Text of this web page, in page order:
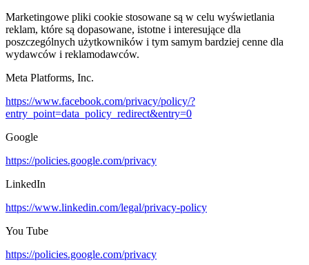
Marketingowe pliki cookie stosowane są w celu wyświetlania
reklam, które są dopasowane, istotne i interesujące dla
poszczególnych użytkowników i tym samym bardziej cenne dla
wydawców i reklamodawców.
Meta Platforms, Inc.
https://www.facebook.com/privacy/policy/?
entry_point=data_policy_redirect&entry=0
Google
https://policies.google.com/privacy
LinkedIn
https://www.linkedin.com/legal/privacy-policy
You Tube
https://policies.google.com/privacy